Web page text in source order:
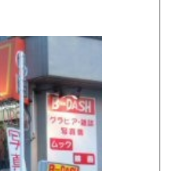
福岡県
長崎県
大分県
鹿児島県